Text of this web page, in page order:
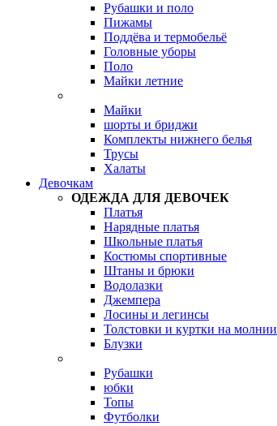
Рубашки и поло
Пижамы
Поддёва и термобельё
Головные уборы
Поло
Майки летние
Майки
шорты и бриджи
Комплекты нижнего белья
Трусы
Халаты
Девочкам
ОДЕЖДА ДЛЯ ДЕВОЧЕК
Платья
Нарядные платья
Школьные платья
Костюмы спортивные
Штаны и брюки
Водолазки
Джемпера
Лосины и легинсы
Толстовки и куртки на молнии
Блузки
Рубашки
юбки
Топы
Футболки